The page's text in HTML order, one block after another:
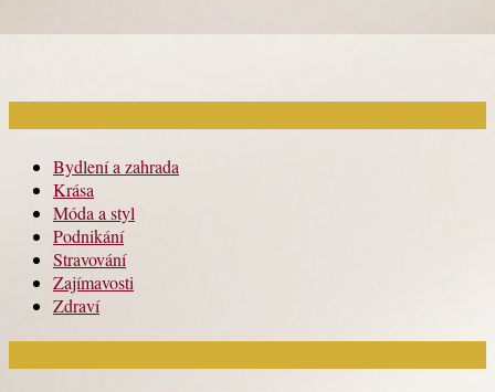
Bydlení a zahrada
Krása
Móda a styl
Podnikání
Stravování
Zajímavosti
Zdraví